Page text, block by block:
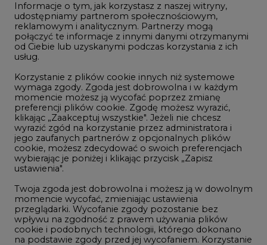
Gospodarka
Geopolityka
LTE450
Innowacje i AI
Telekomunikacja i IT
Handel emisjami CO2
Wodór
Górnictwo
Atom
Fotowoltaika
Informacje o tym, jak korzystasz z naszej witryny,
udostępniamy partnerom społecznościowym,
reklamowym i analitycznym. Partnerzy mogą
połączyć te informacje z innymi danymi otrzymanymi
od Ciebie lub uzyskanymi podczas korzystania z ich
usług.
Korzystanie z plików cookie innych niż systemowe
wymaga zgody. Zgoda jest dobrowolna i w każdym
momencie możesz ją wycofać poprzez zmianę
preferencji plików cookie. Zgodę możesz wyrazić,
klikając „Zaakceptuj wszystkie". Jeżeli nie chcesz
wyrazić zgód na korzystanie przez administratora i
jego zaufanych partnerów z opcjonalnych plików
cookie, możesz zdecydować o swoich preferencjach
wybierając je poniżej i klikając przycisk „Zapisz
ustawienia".
Twoja zgoda jest dobrowolna i możesz ją w dowolnym
momencie wycofać, zmieniając ustawienia
przeglądarki. Wycofanie zgody pozostanie bez
wpływu na zgodność z prawem używania plików
cookie i podobnych technologii, którego dokonano
na podstawie zgody przed jej wycofaniem. Korzystanie